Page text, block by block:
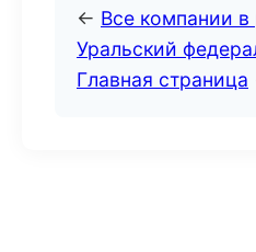
← Все компании в
Уральский
Главная страница